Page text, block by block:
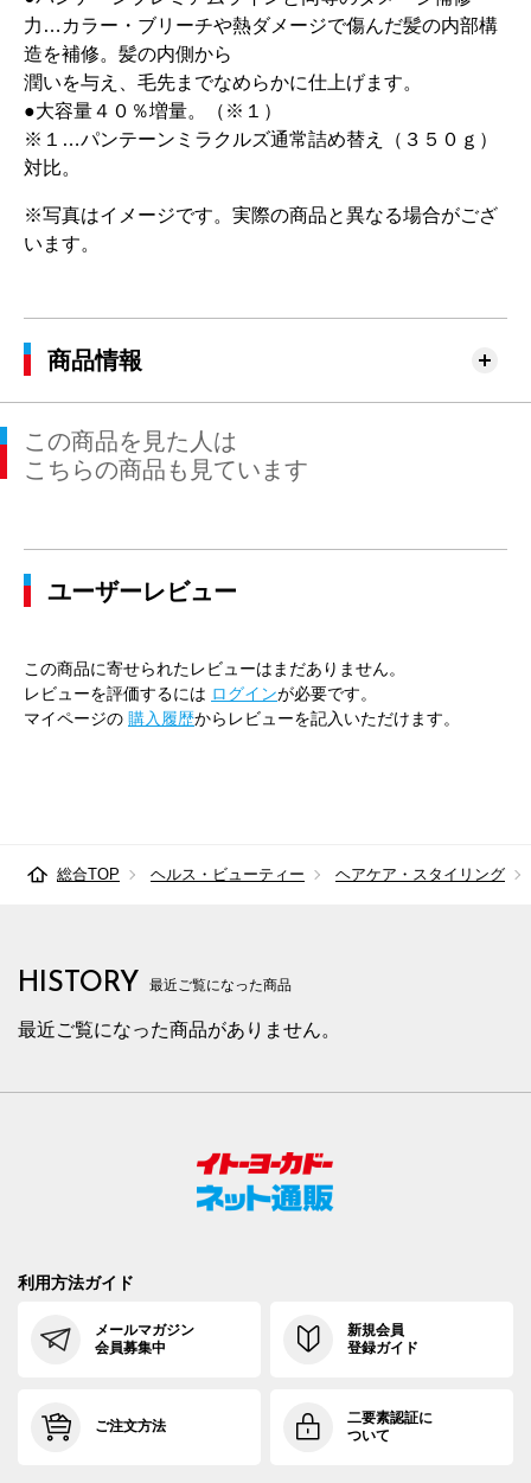
力…カラー・ブリーチや熱ダメージで傷んだ髪の内部構
造を補修。髪の内側から
潤いを与え、毛先までなめらかに仕上げます。
●大容量４０％増量。（※１）
※１…パンテーンミラクルズ通常詰め替え（３５０ｇ）
対比。
※写真はイメージです。実際の商品と異なる場合がござ
います。
商品情報
この商品を見た人は
こちらの商品も見ています
ユーザーレビュー
この商品に寄せられたレビューはまだありません。
レビューを評価するには ログインが必要です。
マイページの 購入履歴からレビューを記入いただけます。
総合TOP ヘルス・ビューティー ヘアケア・スタイリング
HISTORY 最近ご覧になった商品
最近ご覧になった商品がありません。
利用方法ガイド
メールマガジン
会員募集中
新規会員
登録ガイド
ご注文方法
二要素認証に
ついて